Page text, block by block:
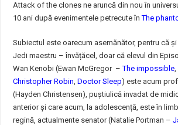
Attack of the clones ne aruncă din nou în
10 ani după evenimentele petrecute înThe
Subiectul este oarecum asemănător, pentru că
Jedi maestru – învățăcel, doar că elevul din
Wan Kenobi (Ewan McGregor –The impossible,
Christopher Robin,Doctor Sleep) este acum
(Hayden Christensen), puștiulică invadat de
anterior și care acum, la adolescență, este în
regină, actualmente senator (Natalie Portman –